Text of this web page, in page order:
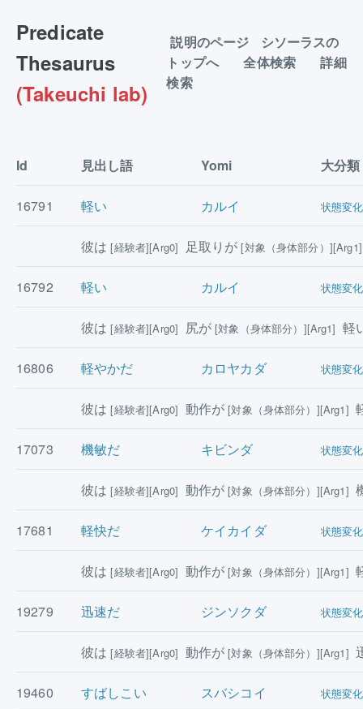
Predicate
Thesaurus
(Takeuchi lab)
説明のページ
シソーラスの
トップへ
全体検索
詳細
検索
Id 見出し語 Yomi 大分
16791 軽い カルイ 状態変
彼は[経験者][Arg0] 足取りが[対象（身体部分）][Arg1]
16792 軽い カルイ 状態変
彼は[経験者][Arg0] 尻が[対象（身体部分）][Arg1] 軽
16806 軽やかだ カロヤカダ 状態変
彼は[経験者][Arg0] 動作が[対象（身体部分）][Arg1]
17073 機敏だ キビンダ 状態変
彼は[経験者][Arg0] 動作が[対象（身体部分）][Arg1]
17681 軽快だ ケイカイダ 状態変
彼は[経験者][Arg0] 動作が[対象（身体部分）][Arg1]
19279 迅速だ ジンソクダ 状態変
彼は[経験者][Arg0] 動作が[対象（身体部分）][Arg1]
19460 すばしこい スバシコイ 状態変